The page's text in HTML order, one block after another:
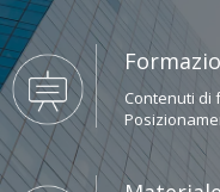
Tutti i
testati
Contenuti di
vendita.